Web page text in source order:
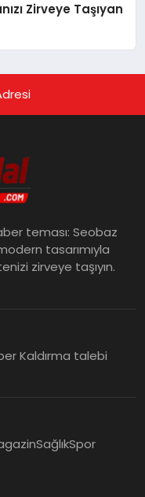
Zirveye Taşıyan
teması: Seobaz
tasarımıyla
zirveye taşıyın.
Kaldırma talebi
SağlıkSpor